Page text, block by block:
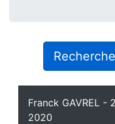
Franck GAVREL -
2020